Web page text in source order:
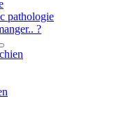
pathologie
?